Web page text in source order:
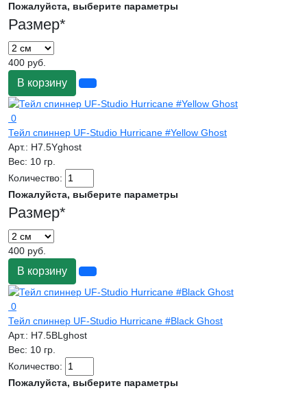
Пожалуйста, выберите параметры
Размер*
400 руб.
В корзину
0
Тейл спиннер UF-Studio Hurricane #Yellow Ghost
Арт.: H7.5Yghost
Вес: 10 гр.
Количество:
Пожалуйста, выберите параметры
Размер*
400 руб.
В корзину
0
Тейл спиннер UF-Studio Hurricane #Black Ghost
Арт.: H7.5BLghost
Вес: 10 гр.
Количество:
Пожалуйста, выберите параметры